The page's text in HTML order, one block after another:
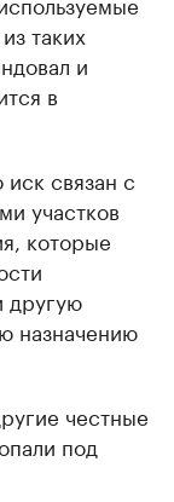
таких
и
в
связан с
участков
которые
другую
назначению
честные
под